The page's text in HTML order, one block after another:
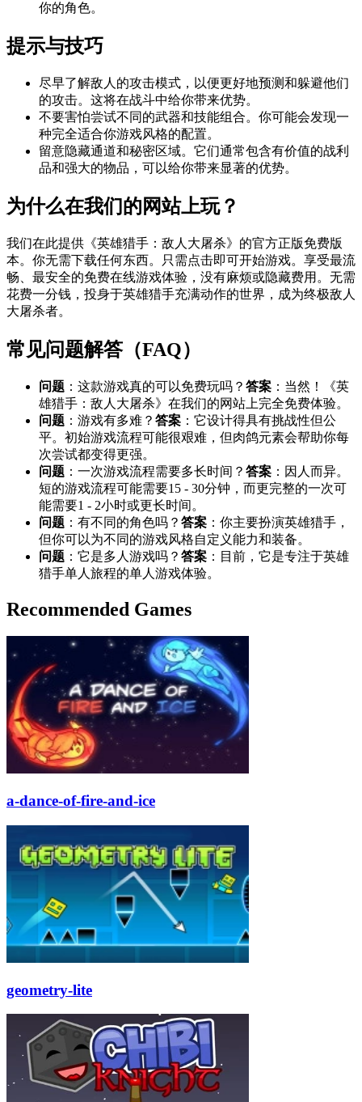
你的角色。
提示与技巧
尽早了解敌人的攻击模式，以便更好地预测和躲避他们
的攻击。这将在战斗中给你带来优势。
不要害怕尝试不同的武器和技能组合。你可能会发现一
种完全适合你游戏风格的配置。
留意隐藏通道和秘密区域。它们通常包含有价值的战利
品和强大的物品，可以给你带来显著的优势。
为什么在我们的网站上玩？
我们在此提供《英雄猎手：敌人大屠杀》的官方正版免费版
本。你无需下载任何东西。只需点击即可开始游戏。享受最流
畅、最安全的免费在线游戏体验，没有麻烦或隐藏费用。无需
花费一分钱，投身于英雄猎手充满动作的世界，成为终极敌人
大屠杀者。
常见问题解答（FAQ）
问题 ：这款游戏真的可以免费玩吗？ 答案 ：当然！《英
雄猎手：敌人大屠杀》在我们的网站上完全免费体验。
问题 ：游戏有多难？ 答案 ：它设计得具有挑战性但公
平。初始游戏流程可能很艰难，但肉鸽元素会帮助你每
次尝试都变得更强。
问题 ：一次游戏流程需要多长时间？ 答案 ：因人而异。
短的游戏流程可能需要15 - 30分钟，而更完整的一次可
能需要1 - 2小时或更长时间。
问题 ：有不同的角色吗？ 答案 ：你主要扮演英雄猎手，
但你可以为不同的游戏风格自定义能力和装备。
问题 ：它是多人游戏吗？ 答案 ：目前，它是专注于英雄
猎手单人旅程的单人游戏体验。
Recommended Games
a-dance-of-fire-and-ice
geometry-lite